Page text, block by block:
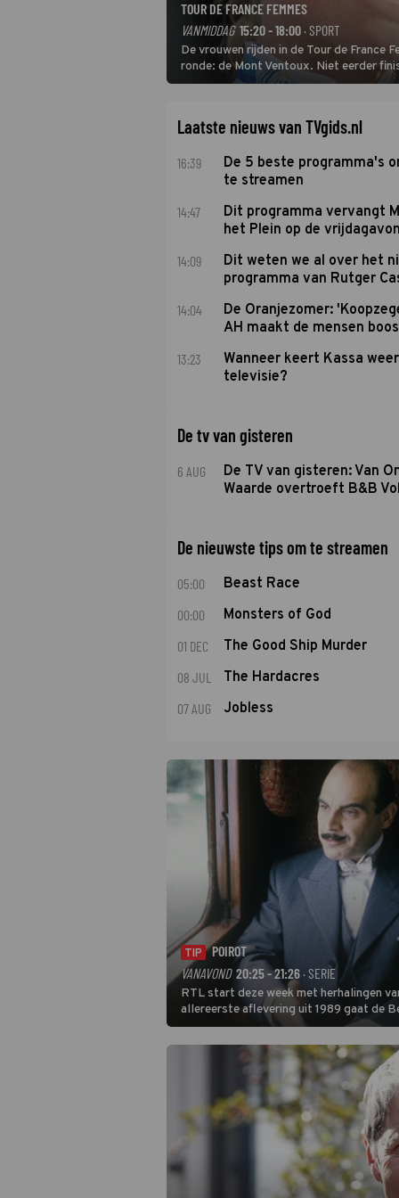
TOUR DE FRANCE FEMMES
VANMIDDAG 15:20 - 18:00 · SPORT
De vrouwen rijden in de Tour de France
ronde: de Mont Ventoux. Niet eerder
uit de buitencategorie. De aanloop
Laatste nieuws van TVgids.nl
16:39
De 5 beste programma's
te streamen
14:47
Dit programma vervangt
het Plein op de
14:09
Dit weten we al over het
programma van Rutger
14:04
De Oranjezomer:
AH maakt de mensen
13:23
Wanneer keert Kassa
televisie?
De tv van gisteren
6 AUG
De TV van gisteren: Van
Waarde overtroeft B&B
De nieuwste tips om te streamen
05:00 Beast Race
00:00 Monsters of God
01 DEC The Good Ship Murder
08 JUL The Hardacres
07 AUG Jobless
TIP
POIROT
VANAVOND 20:25 - 21:26 · SERIE
RTL start deze week met herhalingen
allereerste aflevering uit 1989 gaat de
Poirot raakt al snel verwikkeld in een